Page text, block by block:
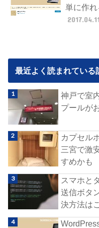
単に作
2017.04.11
最近よく読まれている
神戸で室
プールが
カプセル
三宮で激
すめかも
スマホと
送信ボタ
決方法は